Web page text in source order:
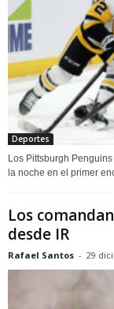
Deportes
Los Pittsburgh
la noche en el primer
Los
desde IR
Rafael Santos - 29